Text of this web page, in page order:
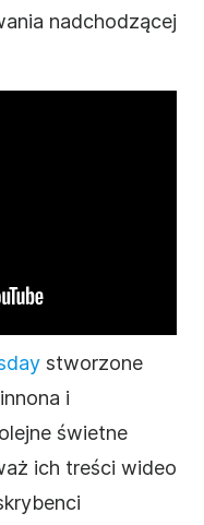
nadchodzącej
stworzone
i
świetne
ich treści wideo